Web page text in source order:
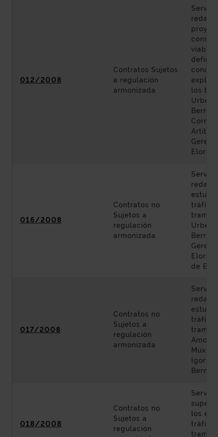
012/2008
Contratos Sujetos
a regulación
armonizada
los
Artibai
Elorrio.
016/2008
Contratos no
Sujetos a
regulación
armonizada
tráfico
tramos
Elorrio
de
017/2008
Contratos no
Sujetos a
regulación
armonizada
tráfico
tramos
Igorre
018/2008
Contratos no
Sujetos a
regulación
los
tráfico
tramos